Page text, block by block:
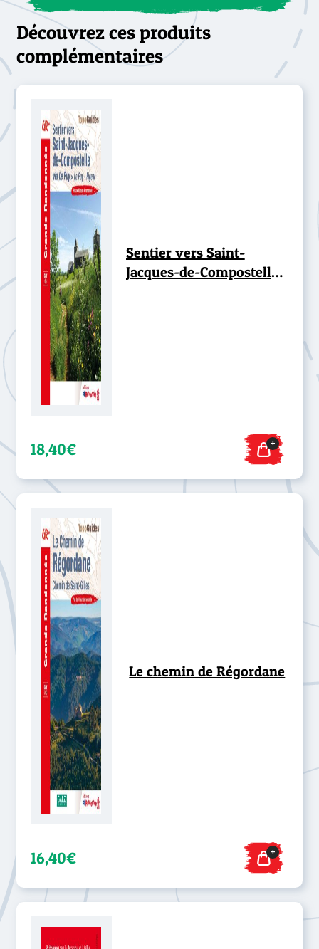
Découvrez ces produits
complémentaires
Sentier vers Saint-
Jacques-de-Compostelle :
18,40€ +
Le chemin de Régordane
16,40€ +